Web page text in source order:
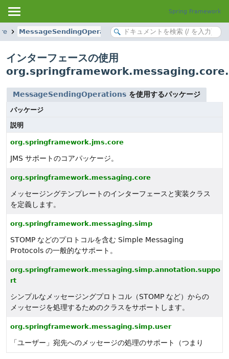
Spring Framework
MessageSendingOperations
インターフェースの使用
MessageSendingOperations を使用するパッケージ
パッケージ
説明
org.springframework.jms.core
JMS サポートのコアパッケージ。
org.springframework.messaging.core
メッセージングテンプレートのインターフェースと実装クラス
を定義します。
org.springframework.messaging.simp
STOMP などのプロトコルを含む Simple Messaging
Protocols の一般的なサポート。
org.springframework.messaging.simp.annotation.suppo
rt
シンプルなメッセージングプロトコル（STOMP など）からの
メッセージを処理するためのクラスをサポートします。
org.springframework.messaging.simp.user
「ユーザー」宛先へのメッセージの処理のサポート（つまり